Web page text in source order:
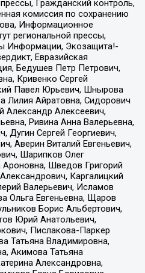
Гражданский контроль,
комиссия по сохранению
Информационное
региональной прессы,
Информации, Экозащита!-
Евразийская
Бедушев Петр Петрович,
Кривенко Сергей
Павел Юрьевич, Шнырова
Лилия Айратовна, Сидорович
Александр Алексеевич,
Ривина Анна Валерьевна,
Дугин Сергей Георгиевич,
Аверин Виталий Евгеньевич,
Шарипков Олег
Шведов Григорий
Каргалицкий
Валерьевич, Исламов
Ольга Евгеньевна, Щаров
Борис Альбертович,
Юрий Анатольевич,
Пислакова-Паркер
Татьяна Владимировна,
Акимова Татьяна
Александровна,